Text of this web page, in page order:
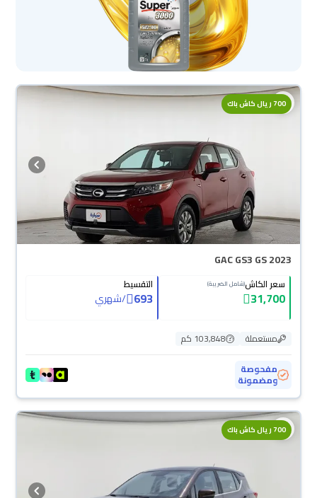
700 ريال كاش باك
GAC GS3 GS 2023
سعر الكاش(شامل الضريبة)
31,700
التقسيط
693
/شهري
مستعملة
103,848 كم
مفحوصة
ومضمونة
700 ريال كاش باك